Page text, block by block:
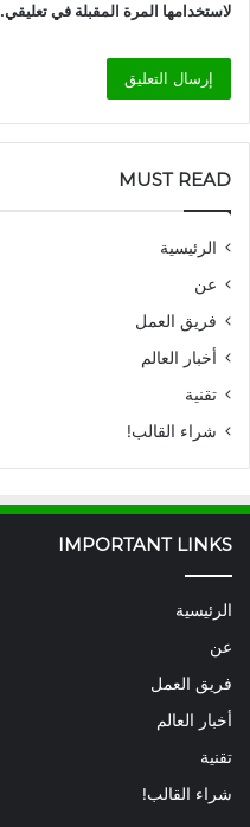
لاستخدامها المرة المقبلة في تعليقي.
MUST READ
الرئيسية
عن
فريق العمل
أخبار العالم
تقنية
شراء القالب!
IMPORTANT LINKS
الرئيسية
عن
فريق العمل
أخبار العالم
تقنية
شراء القالب!